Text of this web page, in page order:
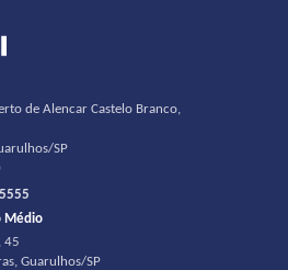
de Alencar Castelo Branco,
SP
Médio
45
Guarulhos/SP